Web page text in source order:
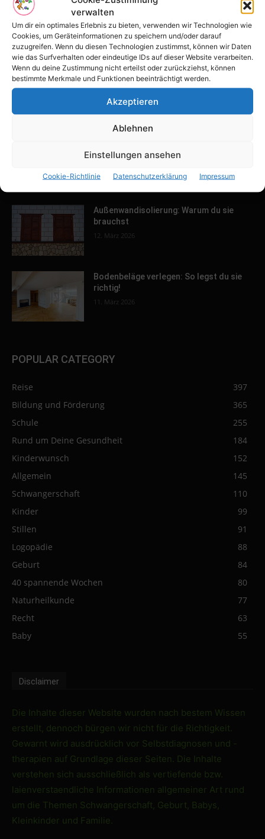
verwalten
Um dir ein optimales Erlebnis zu bieten, verwenden wir Technologien wie
Cookies, um Geräteinformationen zu speichern und/oder darauf
zuzugreifen. Wenn du diesen Technologien zustimmst, können wir Daten
wie das Surfverhalten oder eindeutige IDs auf dieser Website verarbeiten.
Wenn du deine Zustimmung nicht erteilst oder zurückziehst, können
bestimmte Merkmale und Funktionen beeinträchtigt werden.
Akzeptieren
Ablehnen
Einstellungen ansehen
Cookie-Richtlinie Datenschutzerklärung Impressum
Tulpenfest läutet Frühling in Potsdam
ein
16. April 2026
Familien-Paradies an der Adria
dein Zuhause
Außenwandisolierung: Warum du sie
brauchst
12. März 2026
Bodenbeläge verlegen: So legst du sie
richtig!
11. März 2026
POPULAR CATEGORY
Reise
397
Bildung und Förderung
365
Schule
255
Rund um Deine Gesundheit
184
Kinderwunsch
152
Allgemein
145
Schwangerschaft
110
Kinder
99
Stillen
91
Logopädie
88
Geburt
84
40 spannende Wochen
80
Naturheilkunde
77
Recht
63
Baby
55
Disclaimer
Die Inhalte dieser Website wurden nach bestem Wissen
erstellt, dennoch bürgen wir nicht für die Richtigkeit.
Gewarnt wird ausdrücklich vor Selbstdiagnosen und -
therapien auf Grundlage dieser Seiten. Die Inhalte
verstehen sich ausschließlich als vertiefende bzw.
laienverstaendliche Informationen allgemeiner Art rund
um die Themen Schwangerschaft, Geburt, Babys,
Kleinkinder und Familie.